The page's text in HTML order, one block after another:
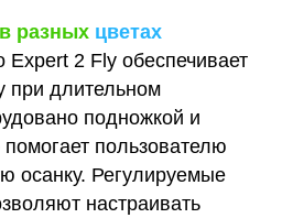
в разных цветах
Expert 2 Fly обеспечивает
при длительном
подножкой и
пользователю
осанку. Регулируемые
настраивать